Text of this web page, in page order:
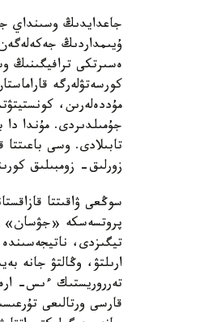
جاعدايدىڭ وسىنداي
ۇيىمداردىڭ جەكەلەگەن
ەسىرتكى ترافيگىنىڭ
كورسەتۋلەرگە
مۇددەلەرىن،
جۇمىلدىردى. مۇندا
تابىلادى. وسى باعىتتا
زورلىق- زومبىلىق
سوڭعى ۋاقىتتا
پروتسەسكە «جۋسان»
ارىلتۋ، وڭالتۋ جانە
تەرروريستىك ءىس-
قارسى ورتالىعى